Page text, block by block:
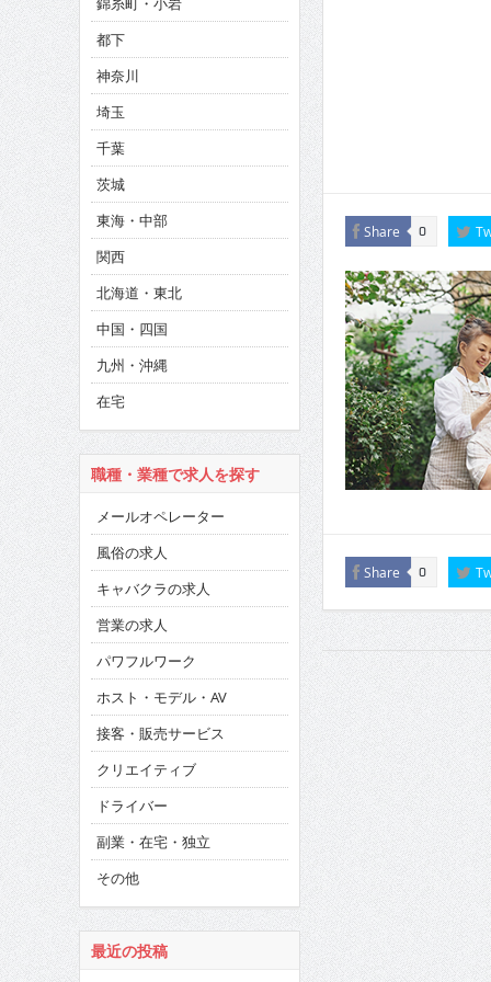
CINEMA×STYLE 286号
CINEMA×STYLE 285号
CINEMA×STYLE 294号
Share 0
Share 0
都下
神奈川
埼玉
千葉
茨城
東海・中部
関西
北海道・東北
中国・四国
九州・沖縄
在宅
職種・業種で求人を探す
メールオペレーター
風俗の求人
キャバクラの求人
営業の求人
パワフルワーク
ホスト・モデル・AV
接客・販売サービス
クリエイティブ
ドライバー
副業・在宅・独立
その他
最近の投稿